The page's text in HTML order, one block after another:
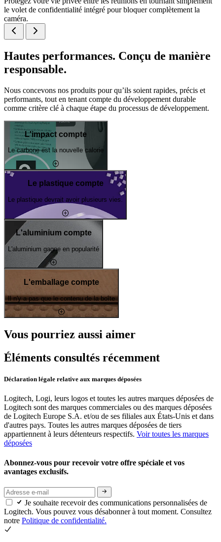
le volet de confidentialité intégré pour bloquer complètement la
caméra.
Hautes performances. Conçu de manière
responsable.
Nous concevons nos produits pour qu’ils soient rapides, précis et
performants, tout en tenant compte du développement durable
comme critère clé à chaque étape du processus de développement.
L'impact compte
Le carbone est la nouvelle calorie
Le plastique compte
Le plastique devrait avoir plusieurs vies.
L'aluminium compte
L'aluminium gagne en popularité
L'emballage compte
Il n'y a pas que le contenu de la boîte
Vous pourriez aussi aimer
Éléments consultés récemment
Déclaration légale relative aux marques déposées
Logitech, Logi, leurs logos et toutes les autres marques déposées de
Logitech sont des marques commerciales ou des marques déposées
de Logitech Europe S.A. et/ou de ses filiales aux États-Unis et dans
d'autres pays. Toutes les autres marques déposées de tiers
appartiennent à leurs détenteurs respectifs. Voir toutes les marques
déposées
Abonnez-vous pour recevoir votre offre spéciale et vos
avantages exclusifs.
Je souhaite recevoir des communications personnalisées de
Logitech. Vous pouvez vous désabonner à tout moment. Consultez
notre Politique de confidentialité.